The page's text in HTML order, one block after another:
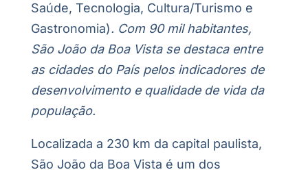
Saúde, Tecnologia, Cultura/Turismo e
Gastronomia). Com 90 mil habitantes,
São João da Boa Vista se destaca entre
as cidades do País pelos indicadores de
desenvolvimento e qualidade de vida da
população.
Localizada a 230 km da capital paulista,
São João da Boa Vista é um dos